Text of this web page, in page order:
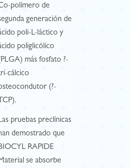
polímero de
generación de
poli-L-láctico y
poliglicólico
más fosfato ?-
cálcico
(?-
TCP).
pruebas preclínicas
demostrado que
RAPIDE
se absorbe